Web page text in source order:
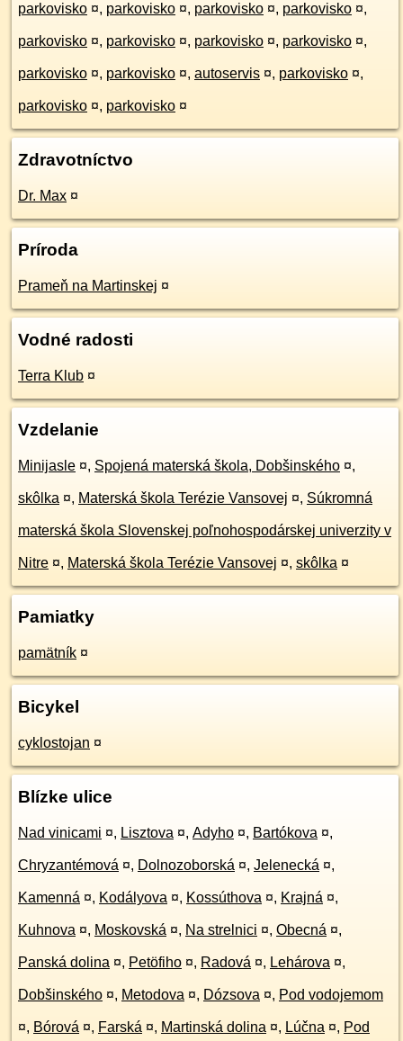
parkovisko ¤, parkovisko ¤, parkovisko ¤, parkovisko ¤,
parkovisko ¤, parkovisko ¤, parkovisko ¤, parkovisko ¤,
parkovisko ¤, parkovisko ¤, autoservis ¤, parkovisko ¤,
parkovisko ¤, parkovisko ¤
Zdravotníctvo
Dr. Max ¤
Príroda
Prameň na Martinskej ¤
Vodné radosti
Terra Klub ¤
Vzdelanie
Minijasle ¤, Spojená materská škola, Dobšinského ¤,
skôlka ¤, Materská škola Terézie Vansovej ¤, Súkromná
materská škola Slovenskej poľnohospodárskej univerzity v
Nitre ¤, Materská škola Terézie Vansovej ¤, skôlka ¤
Pamiatky
pamätník ¤
Bicykel
cyklostojan ¤
Blízke ulice
Nad vinicami ¤, Lisztova ¤, Adyho ¤, Bartókova ¤,
Chryzantémová ¤, Dolnozoborská ¤, Jelenecká ¤,
Kamenná ¤, Kodályova ¤, Kossúthova ¤, Krajná ¤,
Kuhnova ¤, Moskovská ¤, Na strelnici ¤, Obecná ¤,
Panská dolina ¤, Petöfiho ¤, Radová ¤, Lehárova ¤,
Dobšinského ¤, Metodova ¤, Dózsova ¤, Pod vodojemom
¤, Bórová ¤, Farská ¤, Martinská dolina ¤, Lúčna ¤, Pod